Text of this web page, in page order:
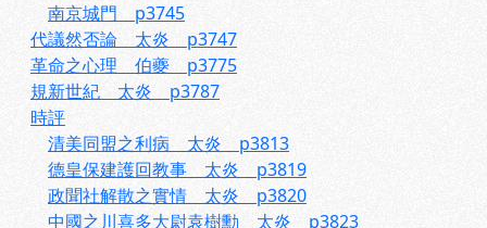
南京城門 p3745
代議然否論 太炎 p3747
革命之心理 伯夔 p3775
規新世紀 太炎 p3787
時評
清美同盟之利病 太炎 p3813
德皇保建護回教事 太炎 p3819
政聞社解散之實情 太炎 p3820
中國之川喜多大尉袁樹勳 太炎 p3823